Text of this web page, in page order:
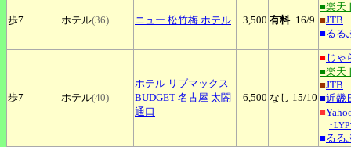
歩7 ホテル(36) ニュー 松竹梅 ホテル 3,500 有料 16/9
■楽天
■JTB
■るる
歩7 ホテル(40)
ホテル リブマックス
BUDGET 名古屋 太閤
通口
6,500 なし 15/10
■ じゃ
■楽天
■JTB
■近畿
■
■るる